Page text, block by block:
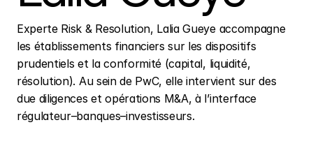
Experte Risk & Resolution, Lalia Gueye accompagne
les établissements financiers sur les dispositifs
prudentiels et la conformité (capital, liquidité,
résolution). Au sein de PwC, elle intervient sur des
due diligences et opérations M&A, à l’interface
régulateur–banques–investisseurs.